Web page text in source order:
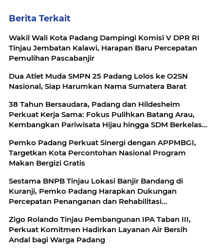
Berita Terkait
Wakil Wali Kota Padang Dampingi Komisi V DPR RI
Tinjau Jembatan Kalawi, Harapan Baru Percepatan
Pemulihan Pascabanjir
Dua Atlet Muda SMPN 25 Padang Lolos ke O2SN
Nasional, Siap Harumkan Nama Sumatera Barat
38 Tahun Bersaudara, Padang dan Hildesheim
Perkuat Kerja Sama: Fokus Pulihkan Batang Arau,
Kembangkan Pariwisata Hijau hingga SDM Berkelas
Pemko Padang Perkuat Sinergi dengan APPMBGI,
Targetkan Kota Percontohan Nasional Program
Makan Bergizi Gratis
Sestama BNPB Tinjau Lokasi Banjir Bandang di
Kuranji, Pemko Padang Harapkan Dukungan
Percepatan Penanganan dan Rehabilitasi
Zigo Rolando Tinjau Pembangunan IPA Taban III,
Perkuat Komitmen Hadirkan Layanan Air Bersih
Andal bagi Warga Padang